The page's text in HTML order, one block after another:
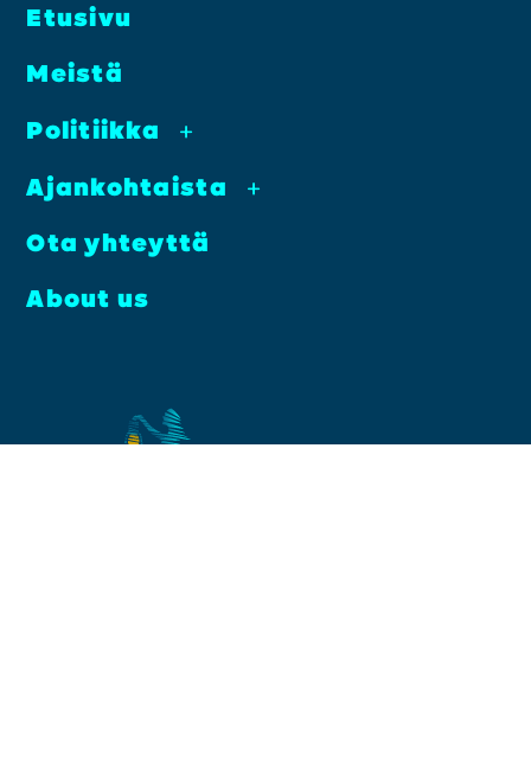
Etusi­vu
Meis­tä
Poli­tiik­ka
+
Ajan­koh­tais­ta +
Ota yhteyt­tä
About us